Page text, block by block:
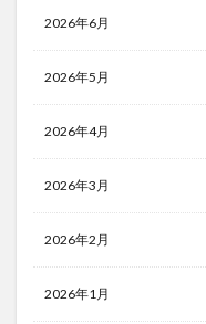
2026年6月
2026年5月
2026年4月
2026年3月
2026年2月
2026年1月